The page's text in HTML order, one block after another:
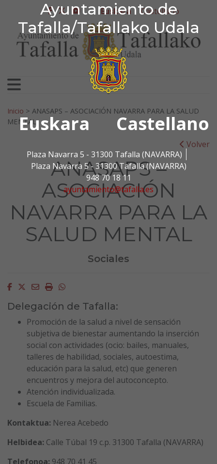
Ayuntamiento de
Tafalla/Tafallako Udala
Euskara Castellano
Plaza Navarra 5 - 31300 Tafalla (NAVARRA)
Plaza Navarra 5 - 31300 Tafalla (NAVARRA)
948 70 18 11
ayuntamiento@tafalla.es
Ir al contenido
Ayuntamiento de
facebook
twitter
youtube
Euskara Castellano
Bilatu:
Inicio > ANASAPS – ASOCIACIÓN NAVARRA PARA LA SALUD
MENTAL
Volver
ANASAPS –
ASOCIACIÓN
NAVARRA PARA LA
SALUD MENTAL
Sociales
Facebook
Twitter
EmailImprimirWhatsapp
Delegación de Tafalla:
Promoción de la salud a nivel de sensación
subjetiva de bienestar aumentando la inserción
social con actividades (ocio: bailes, manuales,
talleres de habilidad, sociales, autoestima,
educación para la salud, etc) que generen
encuentros y mejora del autoconcepto.
Atención individualizada.
Escuela de Familias.
Kontaktua: Nerea Acebedo
Helbidea: Calle Túbal 19 c.p. 31300 Tafalla (NAVARRA)
Telefonoa: 948 70 41 45